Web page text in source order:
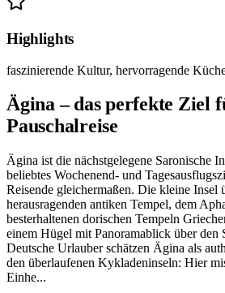
Highlights
faszinierende Kultur, hervorragende
Ägina – das perfekte Ziel
Pauschalreise
Ägina ist die nächstgelegene Saronische
beliebtes Wochenend- und
Reisende gleichermaßen. Die kleine Insel
herausragenden antiken Tempel, dem
besterhaltenen dorischen Tempeln
einem Hügel mit Panoramablick über den
Deutsche Urlauber schätzen Ägina als
den überlaufenen Kykladeninseln: Hier
Einhe...